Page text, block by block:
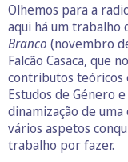
Olhemos para a
aqui há um trabalho
Branco (novembro
Falcão Casaca, que
contributos teóricos
Estudos de Género
dinamização de
vários aspetos
trabalho por fazer.